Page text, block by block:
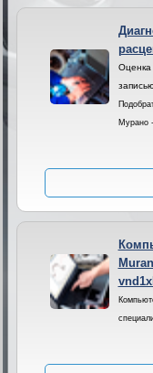
Оценка
записью.
Мурано